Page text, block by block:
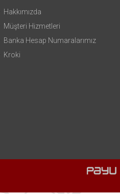
Hakkımızda
Müşteri Hizmetleri
Banka Hesap Numaralarımız
Kroki